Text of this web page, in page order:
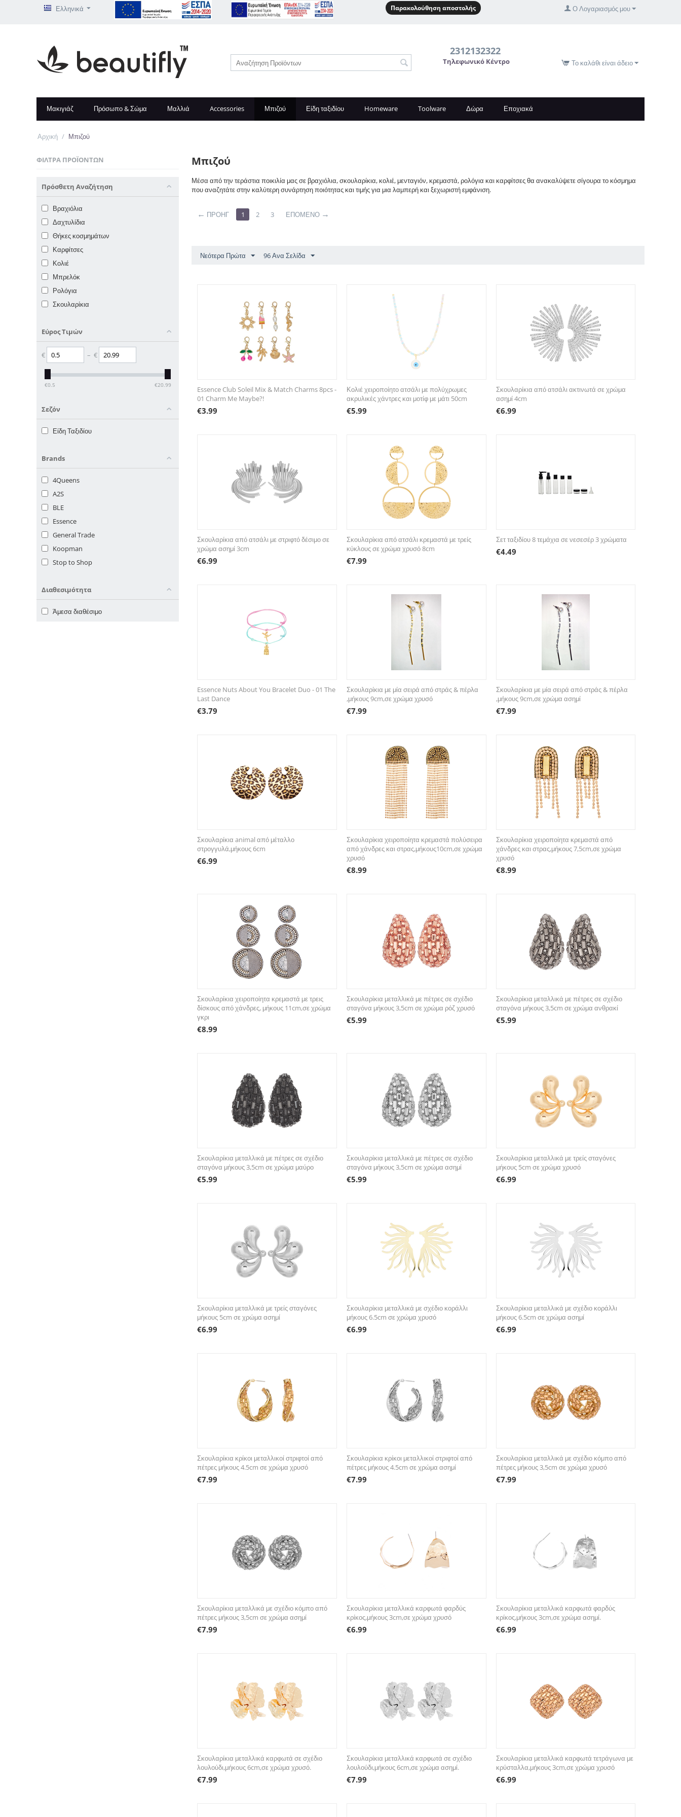
Ελληνικά Παρακολούθηση αποστολής Ο Λογαριασμός μου
2312132322
Τηλεφωνικό Κέντρο Το καλάθι είναι άδειο
Μακιγιάζ Πρόσωπο & Σώμα Μαλλιά Accessories Μπιζού Είδη ταξιδίου Homeware Toolware Δώρα Εποχιακά
Αρχική / Μπιζού
ΦΊΛΤΡΑ ΠΡΟΪΌΝΤΩΝ
Πρόσθετη Αναζήτηση
Βραχιόλια
Δαχτυλίδια
Θήκες κοσμημάτων
Καρφίτσες
Κολιέ
Μπρελόκ
Ρολόγια
Σκουλαρίκια
Εύρος Τιμών
€ – €
€0.5 €20.99
Σεζόν
Είδη Ταξιδίου
Brands
4Queens
A2S
BLE
Essence
General Trade
Koopman
Stop to Shop
Διαθεσιμότητα
Άμεσα διαθέσιμο
Μπιζού
Μέσα από την τεράστια ποικιλία μας σε βραχιόλια, σκουλαρίκια, κολιέ, μενταγιόν, κρεμαστά, ρολόγια και καρφίτσες θα ανακαλύψετε σίγουρα το κόσμημα
που αναζητάτε στην καλύτερη συνάρτηση ποιότητας και τιμής για μια λαμπερή και ξεχωριστή εμφάνιση.
ΠΡΟΗΓ 1 2 3 ΕΠΌΜΕΝΟ
Νεότερα Πρώτα 96 Ανα Σελίδα
Essence Club Soleil Mix & Match Charms 8pcs -
01 Charm Me Maybe?!
€3.99
Κολιέ χειροποίητο ατσάλι με πολύχρωμες
ακρυλικές χάντρες και μοτίφ με μάτι 50cm
€5.99
Σκουλαρίκια από ατσάλι ακτινωτά σε χρώμα
ασημί 4cm
€6.99
Σκουλαρίκια από ατσάλι με στριφτό δέσιμο σε
χρώμα ασημί 3cm
€6.99
Σκουλαρίκια από ατσάλι κρεμαστά με τρείς
κύκλους σε χρώμα χρυσό 8cm
€7.99
Σετ ταξιδίου 8 τεμάχια σε νεσεσέρ 3 χρώματα
€4.49
Essence Nuts About You Bracelet Duo - 01 The
Last Dance
€3.79
Σκουλαρίκια με μία σειρά από στράς & πέρλα
,μήκους 9cm,σε χρώμα χρυσό
€7.99
Σκουλαρίκια με μία σειρά από στράς & πέρλα
,μήκους 9cm,σε χρώμα ασημί
€7.99
Σκουλαρίκια animal από μέταλλο
στρογγυλά,μήκους 6cm
€6.99
Σκουλαρίκια χειροποίητα κρεμαστά πολύσειρα
από χάνδρες και στρας,μήκους10cm,σε χρώμα
χρυσό
€8.99
Σκουλαρίκια χειροποίητα κρεμαστά από
χάνδρες και στρας,μήκους 7,5cm,σε χρώμα
χρυσό
€8.99
Σκουλαρίκια χειροποίητα κρεμαστά με τρεις
δίσκους από χάνδρες, μήκους 11cm,σε χρώμα
γκρι
€8.99
Σκουλαρίκια μεταλλικά με πέτρες σε σχέδιο
σταγόνα μήκους 3,5cm σε χρώμα ρόζ χρυσό
€5.99
Σκουλαρίκια μεταλλικά με πέτρες σε σχέδιο
σταγόνα μήκους 3,5cm σε χρώμα ανθρακί
€5.99
Σκουλαρίκια μεταλλικά με πέτρες σε σχέδιο
σταγόνα μήκους 3,5cm σε χρώμα μαύρο
€5.99
Σκουλαρίκια μεταλλικά με πέτρες σε σχέδιο
σταγόνα μήκους 3,5cm σε χρώμα ασημί
€5.99
Σκουλαρίκια μεταλλικά με τρείς σταγόνες
μήκους 5cm σε χρώμα χρυσό
€6.99
Σκουλαρίκια μεταλλικά με τρείς σταγόνες
μήκους 5cm σε χρώμα ασημί
€6.99
Σκουλαρίκια μεταλλικά με σχέδιο κοράλλι
μήκους 6.5cm σε χρώμα χρυσό
€6.99
Σκουλαρίκια μεταλλικά με σχέδιο κοράλλι
μήκους 6.5cm σε χρώμα ασημί
€6.99
Σκουλαρίκια κρίκοι μεταλλικοί στριφτοί από
πέτρες μήκους 4.5cm σε χρώμα χρυσό
€7.99
Σκουλαρίκια κρίκοι μεταλλικοί στριφτοί από
πέτρες μήκους 4.5cm σε χρώμα ασημί
€7.99
Σκουλαρίκια μεταλλικά με σχέδιο κόμπο από
πέτρες μήκους 3,5cm σε χρώμα χρυσό
€7.99
Σκουλαρίκια μεταλλικά με σχέδιο κόμπο από
πέτρες μήκους 3,5cm σε χρώμα ασημί
€7.99
Σκουλαρίκια μεταλλικά καρφωτά φαρδύς
κρίκος,μήκους 3cm,σε χρώμα χρυσό
€6.99
Σκουλαρίκια μεταλλικά καρφωτά φαρδύς
κρίκος,μήκους 3cm,σε χρώμα ασημί.
€6.99
Σκουλαρίκια μεταλλικά καρφωτά σε σχέδιο
λουλούδι,μήκους 6cm,σε χρώμα χρυσό.
€7.99
Σκουλαρίκια μεταλλικά καρφωτά σε σχέδιο
λουλούδι,μήκους 6cm,σε χρώμα ασημί.
€7.99
Σκουλαρίκια μεταλλικά καρφωτά τετράγωνα με
κρύσταλλα,μήκους 3cm,σε χρώμα χρυσό
€6.99